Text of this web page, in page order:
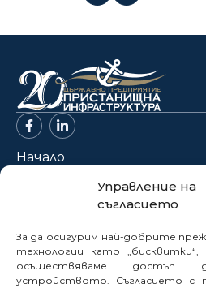
Управление на
съгласието
За да осигурим най-добрите
технологии като „бисквитки“,
осъществяваме достъп
устройството. Съгласието с
Начало
Новини
Нормативна база
Електронни услуги